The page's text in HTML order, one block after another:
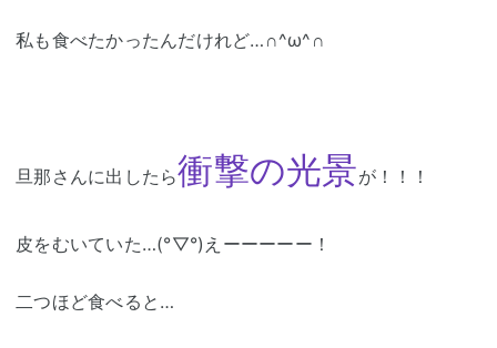
私も食べたかったんだけれど…∩^ω^∩
旦那さんに出したら衝撃の光景が！！！
皮をむいていた…(°▽°)えーーーーー！
二つほど食べると…